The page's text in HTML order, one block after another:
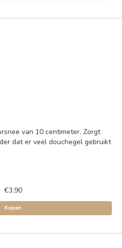
van 10 centimeter. Zorgt
dat er veel douchegel gebruikt
€3,90
Kopen